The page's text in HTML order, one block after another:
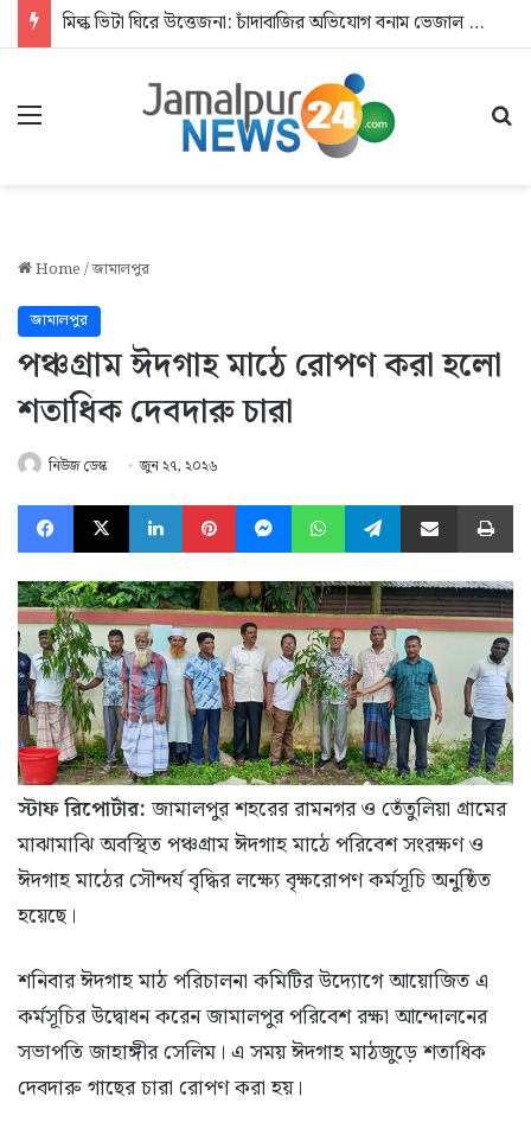
মিল্ক ভিটা ঘিরে উত্তেজনা: চাঁদাবাজির অভিযোগ বনাম ভেজাল দুধের জিডি
Menu
Home/জামালপুর
জামালপুর
পঞ্চগ্রাম ঈদগাহ মাঠে রোপণ করা হলো
শতাধিক দেবদারু চারা
নিউজ ডেস্ক জুন ২৭, ২০২৬
Facebook
X LinkedInPinterestMessengerWhatsAppTelegramShare via Email
স্টাফ রিপোর্টার: জামালপুর শহরের রামনগর ও তেঁতুলিয়া গ্রামের
মাঝামাঝি অবস্থিত পঞ্চগ্রাম ঈদগাহ মাঠে পরিবেশ সংরক্ষণ ও
ঈদগাহ মাঠের সৌন্দর্য বৃদ্ধির লক্ষ্যে বৃক্ষরোপণ কর্মসূচি অনুষ্ঠিত
হয়েছে।
শনিবার ঈদগাহ মাঠ পরিচালনা কমিটির উদ্যোগে আয়োজিত এ
কর্মসূচির উদ্বোধন করেন জামালপুর পরিবেশ রক্ষা আন্দোলনের
সভাপতি জাহাঙ্গীর সেলিম। এ সময় ঈদগাহ মাঠজুড়ে শতাধিক
দেবদারু গাছের চারা রোপণ করা হয়।